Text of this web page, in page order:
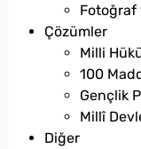
Fotoğraf
Çözümler
Milli
100
Gençlik
Millî
Diğer